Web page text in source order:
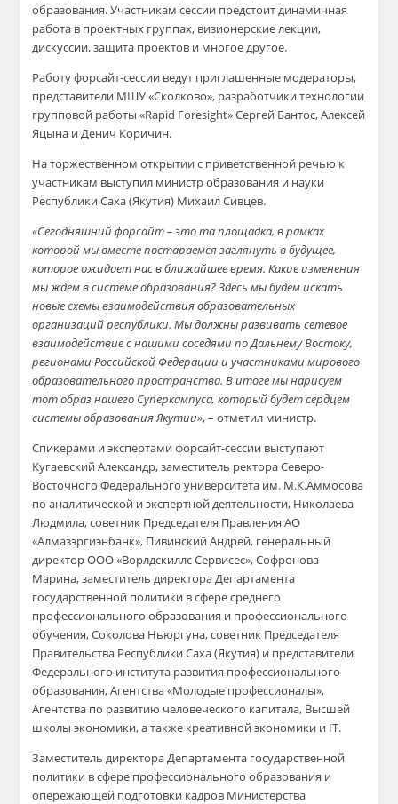
образования. Участникам сессии предстоит динамичная
работа в проектных группах, визионерские лекции,
дискуссии, защита проектов и многое другое.
Работу форсайт-сессии ведут приглашенные модераторы,
представители МШУ «Сколково», разработчики технологии
групповой работы «Rapid Foresight» Сергей Бантос, Алексей
Яцына и Денич Коричин.
На торжественном открытии с приветственной речью к
участникам выступил министр образования и науки
Республики Саха (Якутия) Михаил Сивцев.
«Сегодняшний форсайт – это та площадка, в рамках
которой мы вместе постараемся заглянуть в будущее,
которое ожидает нас в ближайшее время. Какие изменения
мы ждем в системе образования? Здесь мы будем искать
новые схемы взаимодействия образовательных
организаций республики. Мы должны развивать сетевое
взаимодействие с нашими соседями по Дальнему Востоку,
регионами Российской Федерации и участниками мирового
образовательного пространства. В итоге мы нарисуем
тот образ нашего Суперкампуса, который будет сердцем
системы образования Якутии», – отметил министр.
Спикерами и экспертами форсайт-сессии выступают
Кугаевский Александр, заместитель ректора Северо-
Восточного Федерального университета им. М.К.Аммосова
по аналитической и экспертной деятельности, Николаева
Людмила, советник Председателя Правления АО
«Алмазэргиэнбанк», Пивинский Андрей, генеральный
директор ООО «Ворлдскиллс Сервисес», Софронова
Марина, заместитель директора Департамента
государственной политики в сфере среднего
профессионального образования и профессионального
обучения, Соколова Ньюргуна, советник Председателя
Правительства Республики Саха (Якутия) и представители
Федерального института развития профессионального
образования, Агентства «Молодые профессионалы»,
Агентства по развитию человеческого капитала, Высшей
школы экономики, а также креативной экономики и IT.
Заместитель директора Департамента государственной
политики в сфере профессионального образования и
опережающей подготовки кадров Министерства